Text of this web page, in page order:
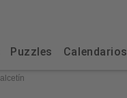
Puzzles Calendarios